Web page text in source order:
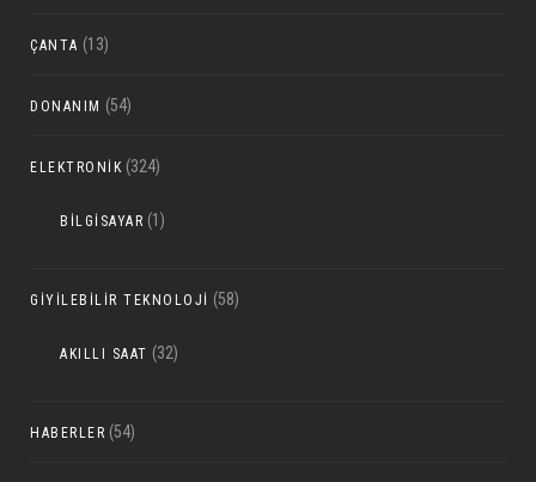
ÇANTA (13)
DONANIM (54)
ELEKTRONIK (324)
BILGISAYAR (1)
GIYILEBILIR TEKNOLOJI (58)
AKILLI SAAT (32)
HABERLER (54)